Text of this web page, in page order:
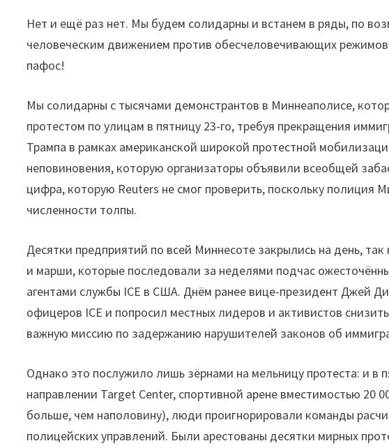
Нет и ещё раз нет. Мы будем солидарны и встанем в ряды, по
человеческим движением против обесчеловечивающих
пафос!
Мы солидарны с тысячами демонстрантов в Миннеаполисе,
протестом по улицам в пятницу 23-го, требуя прекращения
Трампа в рамках американской широкой протестной
неповиновения, которую организаторы объявили всеобщей
цифра, которую Reuters не смог проверить, поскольку полиция
численности толпы.
Десятки предприятий по всей Миннесоте закрылись на день,
и марши, которые последовали за неделями подчас
агентами службы ICE в США. Днём ранее вице-президент Джей
офицеров ICE и попросил местных лидеров и активистов
важную миссию по задержанию нарушителей законов об
Однако это послужило лишь зёрнами на мельницу протеста: и в
направлении Target Center, спортивной арене вместимостью 20
больше, чем наполовину), люди проигнорировали команды
полицейских управлений. Были арестованы десятки мирных